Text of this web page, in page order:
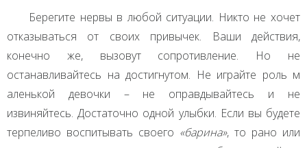
Берегите нервы в любой ситуации. Никто не хочет
отказываться от своих привычек. Ваши действия,
конечно же, вызовут сопротивление. Но не
останавливайтесь на достигнутом. Не играйте роль м
аленькой девочки – не оправдывайтесь и не
извиняйтесь. Достаточно одной улыбки. Если вы будете
терпеливо воспитывать своего «барина», то рано или